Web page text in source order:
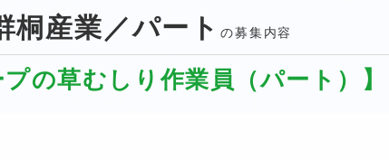
桐産業／パートの募集内容
の草むしり作業員（パート）】